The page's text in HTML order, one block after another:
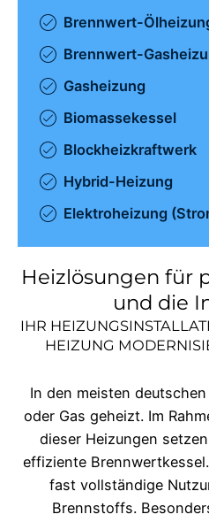
Brennwert-
Brennwert-
Gasheizung
Biomassekessel
Blockheizkraftwerk
Hybrid-Heizung
Elektroheizung
Heizlösungen für
und die
IHR
HEIZUNG
In den meisten
oder Gas geheizt. Im
dieser Heizungen
effiziente
fast vollständige
Brennstoffs.